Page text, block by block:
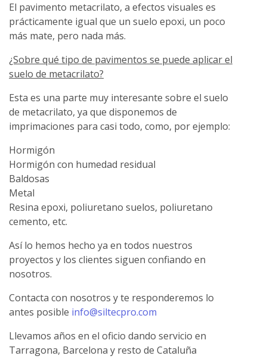
El pavimento metacrilato, a efectos visuales es
prácticamente igual que un suelo epoxi, un poco
más mate, pero nada más.
¿Sobre qué tipo de pavimentos se puede aplicar el
suelo de metacrilato?
Esta es una parte muy interesante sobre el suelo
de metacrilato, ya que disponemos de
imprimaciones para casi todo, como, por ejemplo:
Hormigón
Hormigón con humedad residual
Baldosas
Metal
Resina epoxi, poliuretano suelos, poliuretano
cemento, etc.
Así lo hemos hecho ya en todos nuestros
proyectos y los clientes siguen confiando en
nosotros.
Contacta con nosotros y te responderemos lo
antes posible info@siltecpro.com
Llevamos años en el oficio dando servicio en
Tarragona, Barcelona y resto de Cataluña